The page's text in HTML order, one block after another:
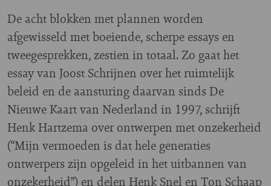
De acht blokken met plannen worden
afgewisseld met boeiende, scherpe essays en
tweegesprekken, zestien in totaal. Zo gaat het
essay van Joost Schrijnen over het ruimtelijk
beleid en de aansturing daarvan sinds De
Nieuwe Kaart van Nederland in 1997, schrijft
Henk Hartzema over ontwerpen met onzekerheid
(“Mijn vermoeden is dat hele generaties
ontwerpers zijn opgeleid in het uitbannen van
onzekerheid”) en delen Henk Snel en Ton Schaap